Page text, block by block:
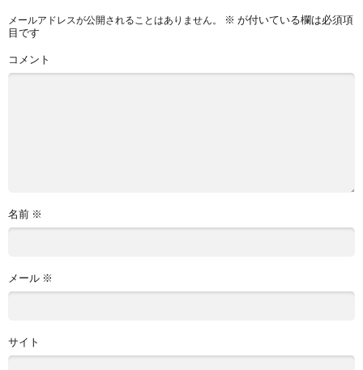
メールアドレスが公開されることはありません。 ※ が付いている欄は必須項
目です
コメント
名前 ※
メール ※
サイト